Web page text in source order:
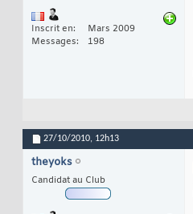
Inscrit en
Mars 2009
Messages
198
27/10/2010, 12h13
theyoks
Candidat au Club